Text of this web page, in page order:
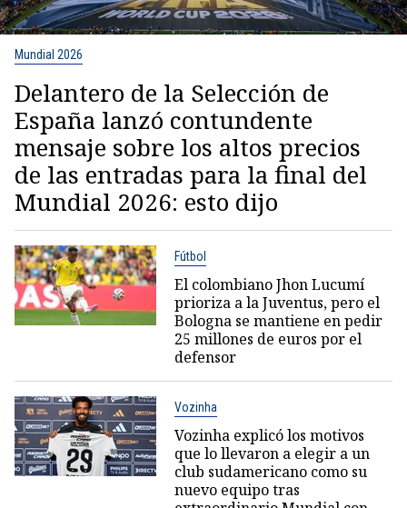
Mundial 2026
Delantero de la Selección de
España lanzó contundente
mensaje sobre los altos precios
de las entradas para la final del
Mundial 2026: esto dijo
Fútbol
El colombiano Jhon Lucumí
prioriza a la Juventus, pero el
Bologna se mantiene en pedir
25 millones de euros por el
defensor
Vozinha
Vozinha explicó los motivos
que lo llevaron a elegir a un
club sudamericano como su
nuevo equipo tras